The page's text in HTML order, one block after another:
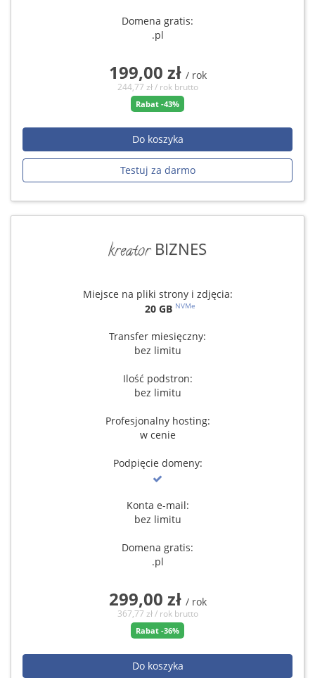
Domena gratis:
.pl
199,00 zł / rok
244,77 zł / rok brutto
Rabat -43%
Do koszyka
Testuj za darmo
kreatorBIZNES
Miejsce na pliki strony i zdjęcia:
20 GB NVMe
Transfer miesięczny:
bez limitu
Ilość podstron:
bez limitu
Profesjonalny hosting:
w cenie
Podpięcie domeny:
Konta e-mail:
bez limitu
Domena gratis:
.pl
299,00 zł / rok
367,77 zł / rok brutto
Rabat -36%
Do koszyka